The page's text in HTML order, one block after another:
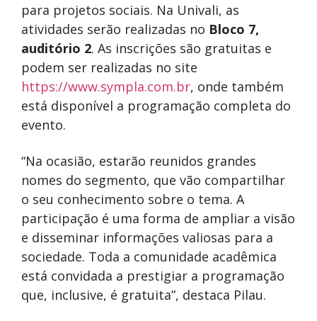
para projetos sociais. Na Univali, as
atividades serão realizadas no Bloco 7,
auditório 2. As inscrições são gratuitas e
podem ser realizadas no site
https://www.sympla.com.br, onde também
está disponível a programação completa do
evento.
“Na ocasião, estarão reunidos grandes
nomes do segmento, que vão compartilhar
o seu conhecimento sobre o tema. A
participação é uma forma de ampliar a visão
e disseminar informações valiosas para a
sociedade. Toda a comunidade acadêmica
está convidada a prestigiar a programação
que, inclusive, é gratuita”, destaca Pilau.